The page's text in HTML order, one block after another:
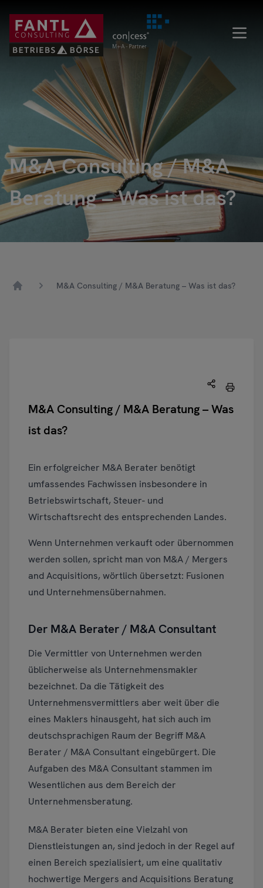
zum
Inhalt
M&A Consulting / M&A
Beratung – Was ist das?
M&A Consulting / M&A Beratung – Was ist das?
M&A Consulting / M&A Beratung – Was
ist das?
Ein erfolgreicher M&A Berater benötigt
umfassendes Fachwissen insbesondere in
Betriebswirtschaft, Steuer- und
Wirtschaftsrecht des entsprechenden Landes.
Wenn Unternehmen verkauft oder übernommen
werden sollen, spricht man von M&A / Mergers
and Acquisitions, wörtlich übersetzt: Fusionen
und Unternehmensübernahmen.
Der M&A Berater / M&A Consultant
Die Vermittler von Unternehmen werden
üblicherweise als Unternehmensmakler
bezeichnet. Da die Tätigkeit des
Unternehmensvermittlers aber weit über die
eines Maklers hinausgeht, hat sich auch im
deutschsprachigen Raum der Begriff M&A
Berater / M&A Consultant eingebürgert. Die
Aufgaben des M&A Consultant stammen im
Wesentlichen aus dem Bereich der
Unternehmensberatung.
M&A Berater bieten eine Vielzahl von
Dienstleistungen an, sind jedoch in der Regel auf
einen Bereich spezialisiert, um eine qualitativ
hochwertige Mergers and Acquisitions Beratung